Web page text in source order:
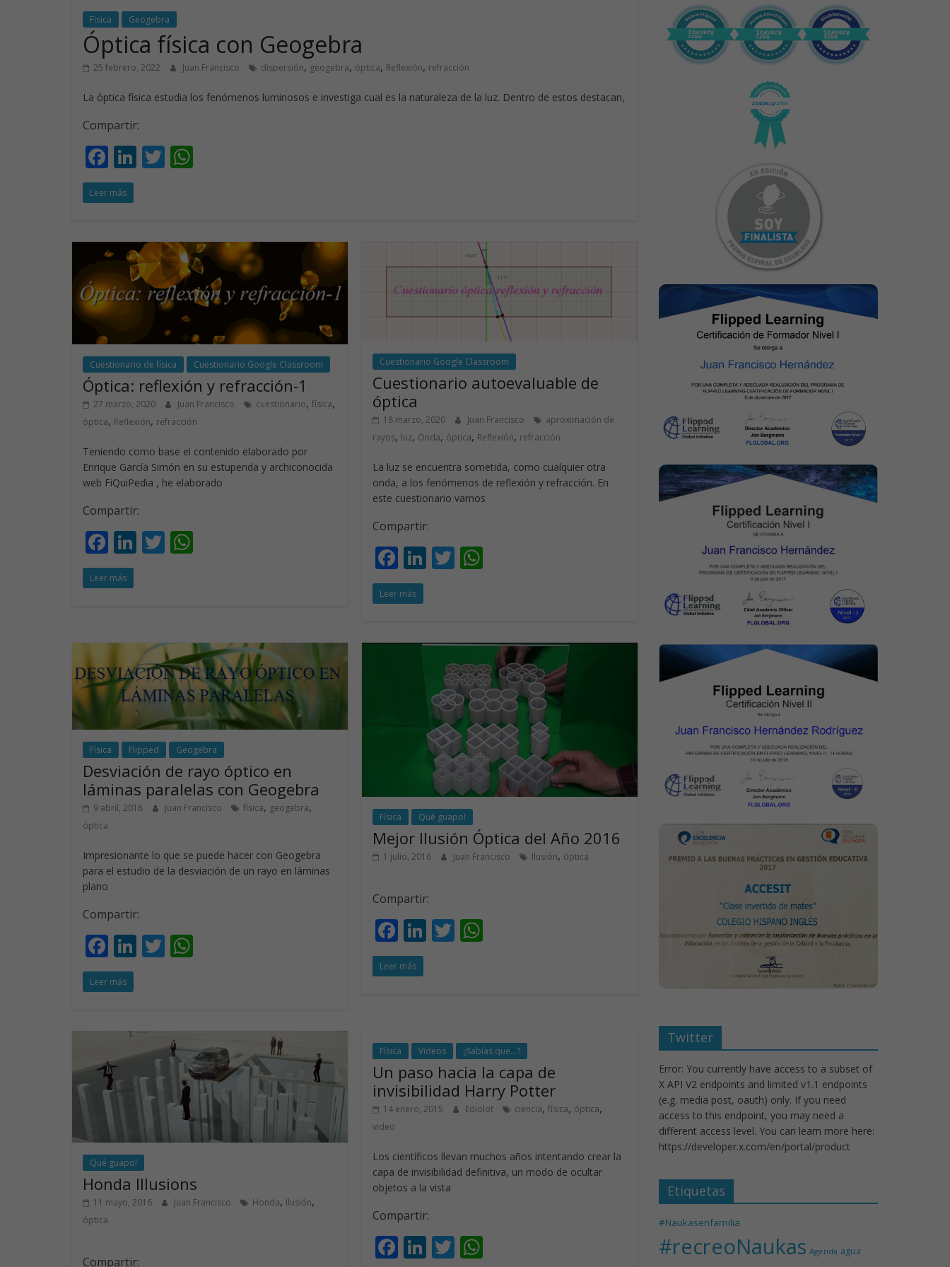
Física Geogebra
Óptica física con Geogebra
25 febrero, 2022 Juan Francisco dispersión, geogebra, óptica, Reflexión, refracción
La óptica física estudia los fenómenos luminosos e investiga cual es la naturaleza de la luz. Dentro de estos destacan,
Compartir:
F
ac
e
o
o
k
Li
dI
n
T
A
p
p
Leer más
Cuestionario de física Cuestionario Google Classroom
Óptica: reflexión y refracción-1
27 marzo, 2020 Juan Francisco cuestionario, física,
óptica, Reflexión, refracción
Teniendo como base el contenido elaborado por
Enrique García Simón en su estupenda y archiconocida
web FiQuiPedia , he elaborado
Compartir:
F
ac
e
k
Li
n
T
p
p
Leer más
Cuestionario Google Classroom
Cuestionario autoevaluable de
óptica
18 marzo, 2020 Juan Francisco
aproximación de
rayos, luz, Onda, óptica, Reflexión, refracción
La luz se encuentra sometida, como cualquier otra
onda, a los fenómenos de reflexión y refracción. En
este cuestionario vamos
Compartir:
F
ac
e
o
Li
dI
T
A
p
p
Leer más
Física Flipped Geogebra
Desviación de rayo óptico en
láminas paralelas con Geogebra
9 abril, 2018 Juan Francisco física, geogebra,
óptica
Impresionante lo que se puede hacer con Geogebra
para el estudio de la desviación de un rayo en láminas
plano
Compartir:
F
ac
e
o
o
k
Li
dI
n
T
A
p
p
Leer más
Física Qué guapo!
Mejor Ilusión Óptica del Año 2016
1 julio, 2016 Juan Francisco Ilusión, óptica
Compartir:
F
ac
e
o
k
Li
n
T
p
p
Leer más
Qué guapo!
Honda Illusions
11 mayo, 2016 Juan Francisco Honda, Ilusión,
óptica
Compartir:
Física Videos ¿Sabías que...?
Un paso hacia la capa de
invisibilidad Harry Potter
14 enero, 2015 Ediolot ciencia,física, óptica,
video
Los científicos llevan muchos años intentando crear la
capa de invisibilidad definitiva, un modo de ocultar
objetos a la vista
Compartir:
F Li T
Twitter
Error: You currently have access to a subset of
X API V2 endpoints and limited v1.1 endpoints
(e.g. media post, oauth) only. If you need
access to this endpoint, you may need a
different access level. You can learn more here:
https://developer.x.com/en/portal/product
Etiquetas
#Naukasenfamilia
#recreoNaukas Agenda agua